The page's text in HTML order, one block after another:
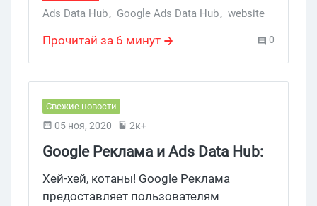
Ads Data Hub, Google Ads Data Hub, website
Прочитай за 6 минут 0
Свежие новости
05 ноя, 2020 2к+
Google Реклама и Ads Data Hub:
привязка аккаунтов для
эффективной работы
Хей-хей, котаны! Google Реклама
предоставляет пользователям